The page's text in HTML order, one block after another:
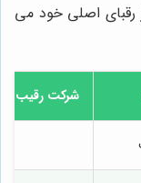
رقبای اصلی خود می
شرکت رقیب 1 (مثال: کارخانه پلاستیک ایران)